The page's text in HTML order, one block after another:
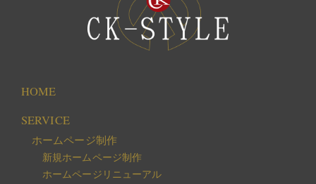
HOME
SERVICE
ホームページ制作
新規ホームページ制作
ホームページリニューアル